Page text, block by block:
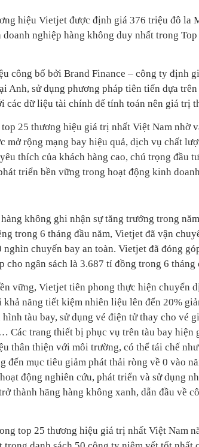
hiệu Vietjet được định giá 376 triệu đô la
nghiệp hàng không duy nhất trong
công bố bởi Brand Finance – công ty định
Anh, sử dụng phương pháp tiên tiến dựa trên
các dữ liệu tài chính để tính toán nên giá trị
25 thương hiệu giá trị nhất Việt Nam nhờ
mở rộng mạng bay hiệu quả, dịch vụ chất
thích của khách hàng cao, chú trọng đầu
triển bền vững trong hoạt động kinh
không ghi nhận sự tăng trưởng trong
trong 6 tháng đầu năm, Vietjet đã vận
chuyến bay an toàn. Vietjet đã đóng
cho ngân sách là 3.687 tỉ đồng trong 6 tháng
vững, Vietjet tiên phong thực hiện chuyển
năng tiết kiệm nhiên liệu lên đến 20%
tàu bay, sử dụng vé điện tử thay cho vé
Các trang thiết bị phục vụ trên tàu bay hiện
thân thiện với môi trường, có thể tái chế
đến mục tiêu giảm phát thải ròng về 0 vào
động nghiên cứu, phát triển và sử dụng
thành hãng hàng không xanh, dẫn đầu về
top 25 thương hiệu giá trị nhất Việt Nam